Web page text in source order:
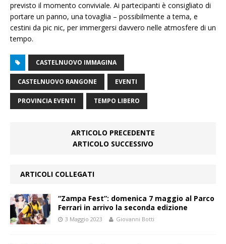
previsto il momento conviviale. Ai partecipanti è consigliato di
portare un panno, una tovaglia – possibilmente a tema, e
cestini da pic nic, per immergersi davvero nelle atmosfere di un
tempo.
CASTELNUOVO IMMAGINA
CASTELNUOVO RANGONE EVENTI
PROVINCIA EVENTI TEMPO LIBERO
ARTICOLO PRECEDENTE
ARTICOLO SUCCESSIVO
ARTICOLI COLLEGATI
“Zampa Fest”: domenica 7 maggio al Parco
Ferrari in arrivo la seconda edizione
3 Maggio 2023 Giovanni Botti